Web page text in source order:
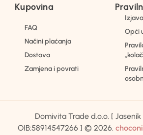
Kupovina
FAQ
Načini plaćanja
Dostava
Zamjena i povrati
Opći
Domivita Trade d.o.o. [
OIB:58914547266 ] © 2026.